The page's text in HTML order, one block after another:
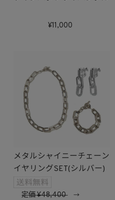
11,000
メタルシャイニーチェーン
イヤリングSET(シルバー)
定価 48,400→